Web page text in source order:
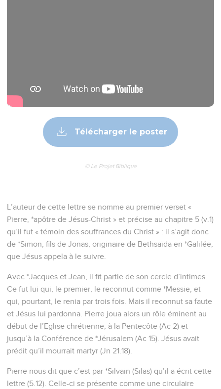
Télécharger le poster
© Le Projet Biblique
L’auteur de cette lettre se nomme au premier verset «
Pierre, *apôtre de Jésus-Christ » et précise au chapitre 5 (v.1)
qu’il fut « témoin des souffrances du Christ » : il s’agit donc
de *Simon, fils de Jonas, originaire de Bethsaïda en *Galilée,
que Jésus appela à le suivre.
Avec *Jacques et Jean, il fit partie de son cercle d’intimes.
Ce fut lui qui, le premier, le reconnut comme *Messie, et
qui, pourtant, le renia par trois fois. Mais il reconnut sa faute
et Jésus lui pardonna. Pierre joua alors un rôle éminent au
début de l’Eglise chrétienne, à la Pentecôte (Ac 2) et
jusqu’à la Conférence de *Jérusalem (Ac 15). Jésus avait
prédit qu’il mourrait martyr (Jn 21.18).
Pierre nous dit que c’est par *Silvain (Silas) qu’il a écrit cette
lettre (5.12). Celle-ci se présente comme une circulaire